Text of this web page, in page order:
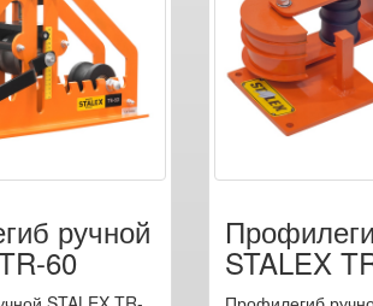
ручной
60 STALEX